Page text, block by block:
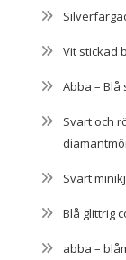
Vit stickad
Abba –
Svart och
Svart
Blå glittrig
abba –